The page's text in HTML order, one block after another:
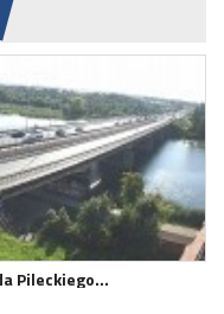
Pileckiego…